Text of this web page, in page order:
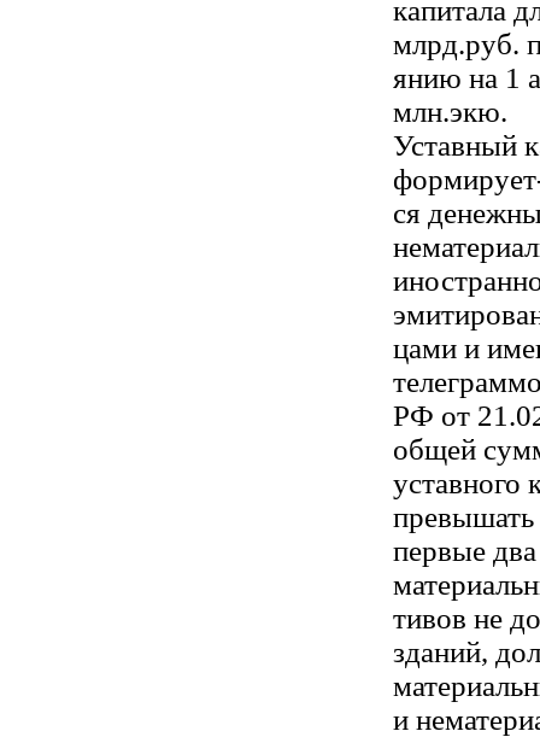
капитала
млрд.руб.
янию на 1
млн.экю.
Уставный
ся
цами и
РФ от
общей
уставного
превышать
первые
тивов не
зданий,
и